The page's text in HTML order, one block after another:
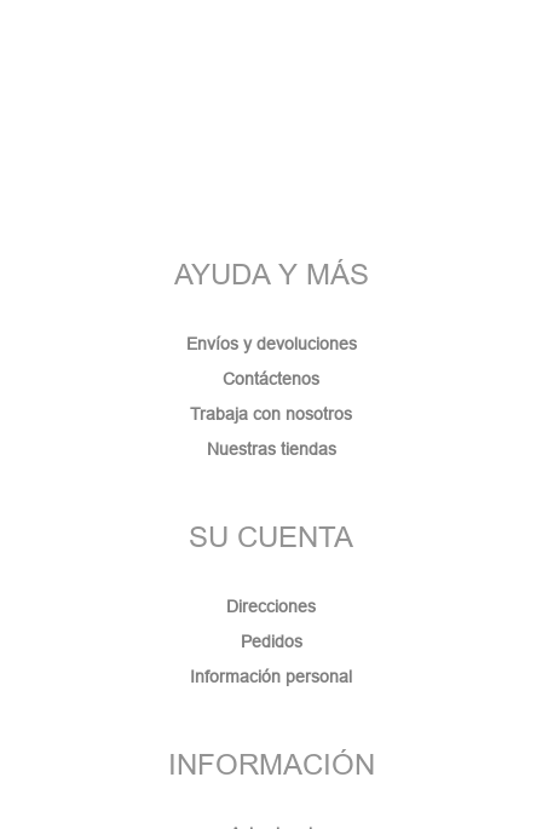
AYUDA Y MÁS
Envíos y devoluciones
Contáctenos
Trabaja con nosotros
Nuestras tiendas
SU CUENTA
Direcciones
Pedidos
Información personal
INFORMACIÓN